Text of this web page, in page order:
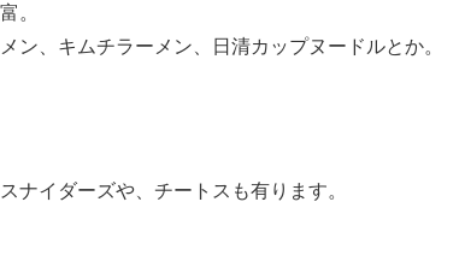
。
ン、キムチラーメン、日清カップヌードルとか。
ナイダーズや、チートスも有ります。